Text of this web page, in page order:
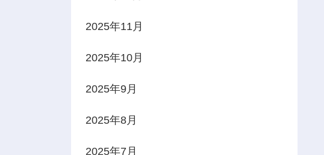
2025年11月
2025年10月
2025年9月
2025年8月
2025年7月